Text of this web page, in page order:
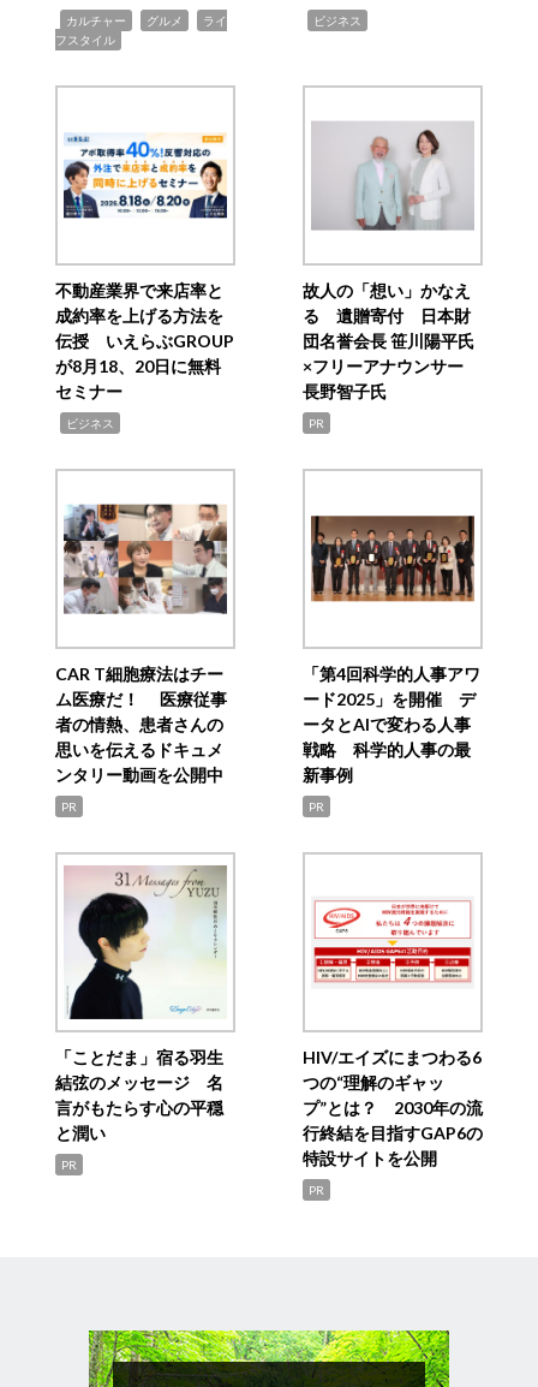
カルチャー グルメ
ライ
フスタイル
ビジネス
不動産業界で来店率と
成約率を上げる方法を
伝授 いえらぶGROUP
が8月18、20日に無料
セミナー
ビジネス
故人の「想い」かなえ
る 遺贈寄付 日本財
団名誉会長 笹川陽平氏
×フリーアナウンサー
長野智子氏
PR
CAR T細胞療法はチー
ム医療だ！ 医療従事
者の情熱、患者さんの
思いを伝えるドキュメ
ンタリー動画を公開中
PR
「第4回科学的人事アワ
ード2025」を開催 デ
ータとAIで変わる人事
戦略 科学的人事の最
新事例
PR
「ことだま」宿る羽生
結弦のメッセージ 名
言がもたらす心の平穏
と潤い
PR
HIV/エイズにまつわる6
つの“理解のギャッ
プ”とは？ 2030年の流
行終結を目指すGAP6の
特設サイトを公開
PR